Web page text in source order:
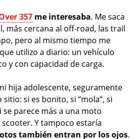
357 me interesaba. Me saca
más cercana al off-road, las trail
pero al mismo tiempo me
utilizo a diario: un vehículo
y con capacidad de carga.
hija adolescente, seguramente
si es bonito, si “mola”, si
parece más a una moto
Y tampoco estaría
también entran por los ojos.